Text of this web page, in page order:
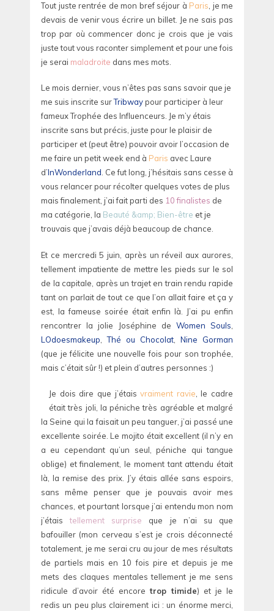
Tout juste rentrée de mon bref séjour à Paris , je me
devais de venir vous écrire un billet. Je ne sais pas
trop par où commencer donc je crois que je vais
juste tout vous raconter simplement et pour une fois
je serai maladroite dans mes mots.
Le mois dernier, vous n’êtes pas sans savoir que je
me suis inscrite surTribwaypour participer à leur
fameux Trophée des Influenceurs. Je m’y étais
inscrite sans but précis, juste pour le plaisir de
participer et (peut être) pouvoir avoir l’occasion de
me faire un petit week end à Paris avec Laure
d’InWonderland. Ce fut long, j’hésitais sans cesse à
vous relancer pour récolter quelques votes de plus
mais finalement, j’ai fait parti des 10 finalistes de
ma catégorie, la Beauté &amp; Bien-être et je
trouvais que j’avais déjà beaucoup de chance.
Et ce mercredi 5 juin, après un réveil aux aurores,
tellement impatiente de mettre les pieds sur le sol
de la capitale, après un trajet en train rendu rapide
tant on parlait de tout ce que l’on allait faire et ça y
est, la fameuse soirée était enfin là. J’ai pu enfin
rencontrer la jolie Joséphine de Women Souls
LOdoesmakeup ,Thé ou Chocolat
Nine Gorman
(que je félicite une nouvelle fois pour son trophée,
mais c’était sûr !) et plein d’autres personnes :)
Je dois dire que j’étaisvraiment ravie, le cadre
était très joli, la péniche très agréable et malgré
la Seine qui la faisait un peu tanguer, j’ai passé une
excellente soirée. Le mojito était excellent (il n’y en
a eu cependant qu’un seul, péniche qui tangue
oblige) et finalement, le moment tant attendu était
là, la remise des prix. J’y étais allée sans espoirs,
sans même penser que je pouvais avoir mes
chances, et pourtant lorsque j’ai entendu mon nom
j’étaistellement surprise que je n’ai su que
bafouiller (mon cerveau s’est je crois déconnecté
totalement, je me serai cru au jour de mes résultats
de partiels mais en 10 fois pire et depuis je me
mets des claques mentales tellement je me sens
ridicule d’avoir été encoretrop timide) et je le
redis un peu plus clairement ici : un énorme merci,